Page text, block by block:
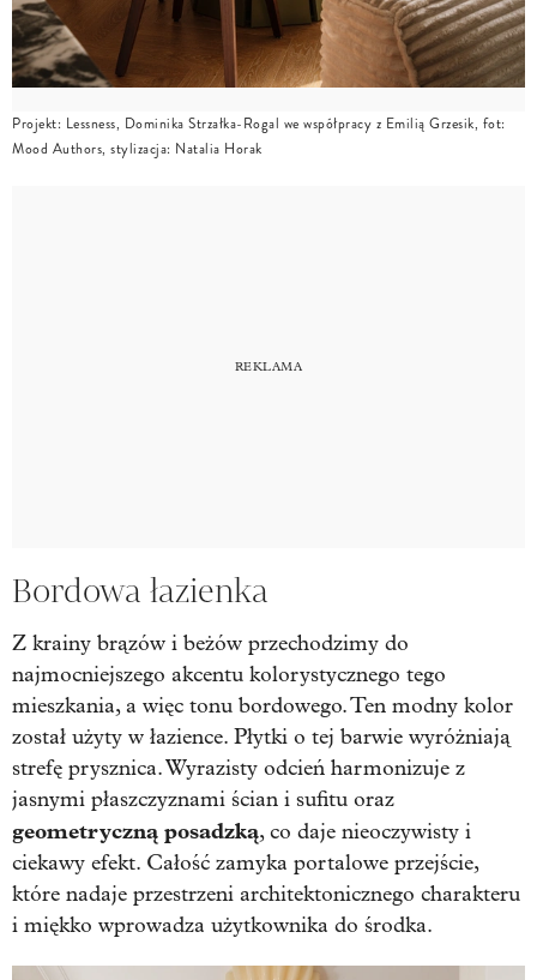
Projekt: Lessness, Dominika Strzałka-Rogal we współpracy z Emilią Grzesik, fot:
Mood Authors, stylizacja: Natalia Horak
Bordowa łazienka
Z krainy brązów i beżów przechodzimy do
najmocniejszego akcentu kolorystycznego tego
mieszkania, a więc tonu bordowego. Ten modny kolor
został użyty w łazience. Płytki o tej barwie wyróżniają
strefę prysznica. Wyrazisty odcień harmonizuje z
jasnymi płaszczyznami ścian i sufitu oraz
geometryczną posadzką, co daje nieoczywisty i
ciekawy efekt. Całość zamyka portalowe przejście,
które nadaje przestrzeni architektonicznego charakteru
i miękko wprowadza użytkownika do środka.